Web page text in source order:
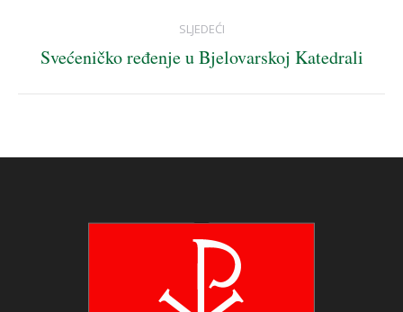
SLJEDEĆI
Next
Svećeničko ređenje u Bjelovarskoj Katedrali